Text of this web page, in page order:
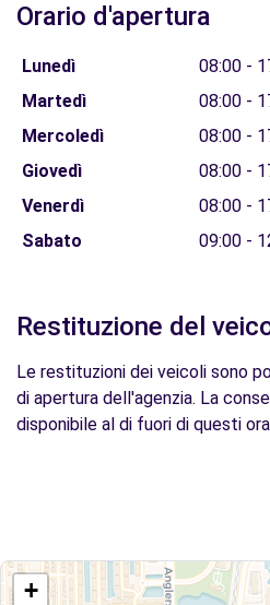
Orario d'apertura
Lunedì
08:00 -
Martedì
08:00 -
Mercoledì
08:00 -
Giovedì
08:00 -
Venerdì
08:00 -
Sabato
09:00 -
Restituzione del
Le restituzioni dei veicoli sono
di apertura dell'agenzia. La
disponibile al di fuori di questi
+